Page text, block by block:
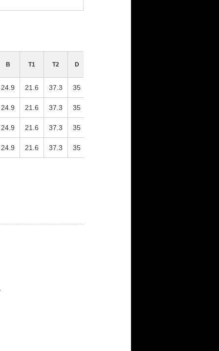
B T1 T2 D
24.9 21.6 37.3 35
24.9 21.6 37.3 35
24.9 21.6 37.3 35
24.9 21.6 37.3 35